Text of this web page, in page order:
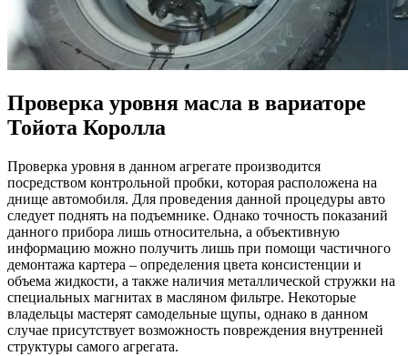
Проверка уровня масла в вариаторе
Тойота Королла
Проверка уровня в данном агрегате производится
посредством контрольной пробки, которая расположена на
днище автомобиля. Для проведения данной процедуры авто
следует поднять на подъемнике. Однако точность показаний
данного прибора лишь относительна, а объективную
информацию можно получить лишь при помощи частичного
демонтажа картера – определения цвета консистенции и
объема жидкости, а также наличия металлической стружки на
специальных магнитах в масляном фильтре. Некоторые
владельцы мастерят самодельные щупы, однако в данном
случае присутствует возможность повреждения внутренней
структуры самого агрегата.